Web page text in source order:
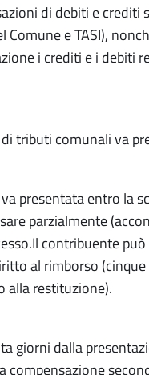
di debiti e
e TASI),
i crediti e i debiti
tributi comunali va
presentata entro la
parzialmente
contribuente
al rimborso
restituzione).
giorni dalla